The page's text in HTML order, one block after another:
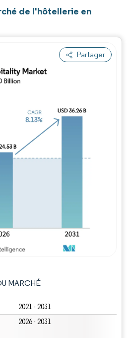
de l'hôtellerie en
Partager
MARCHÉ
2021 - 2031
2026 - 2031